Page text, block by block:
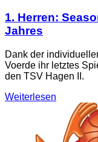
1. Herren:
Jahres
Dank der
Voerde ihr letztes
den TSV Hagen II.
Weiterlesen